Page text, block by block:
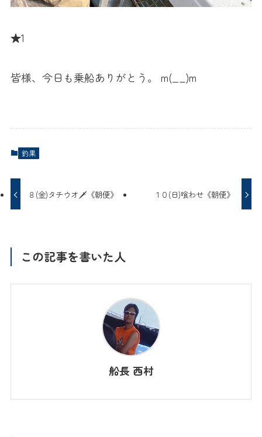
★1
皆様、今日も乗船ありがとう。 m(__)m
釣果
８(金)タチウオ🗡️《朝便》 １０(日)喰わせ《朝便》
この記事を書いた人
船長 西村